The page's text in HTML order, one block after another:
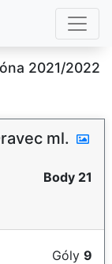
2021/2022
ml.
Body 21
Góly 9